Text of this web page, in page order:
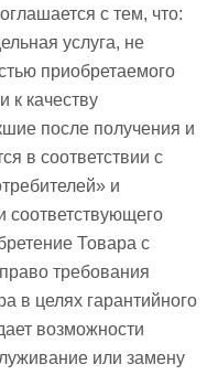
с тем, что:
услуга, не
приобретаемого
к качеству
после получения и
в соответствии с
и
соответствующего
Товара с
требования
в целях гарантийного
возможности
или замену